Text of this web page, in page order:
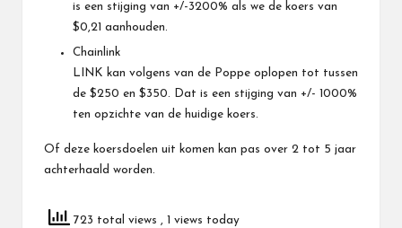
is een stijging van +/-3200% als we de koers van
$0,21 aanhouden.
Chainlink
LINK kan volgens van de Poppe oplopen tot tussen
de $250 en $350. Dat is een stijging van +/- 1000%
ten opzichte van de huidige koers.
Of deze koersdoelen uit komen kan pas over 2 tot 5 jaar
achterhaald worden.
723 total views , 1 views today